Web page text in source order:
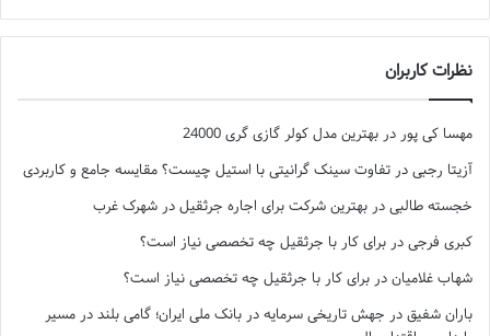
نظرات کاربران
مهسا کی پور در بهترین مدل کولر گازی گری 24000
آزیتا رجبی در تفاوت سینک گرانیتی با استیل چیست؟ مقایسه جامع و کاربردی
خجسته طالبی در بهترین شرکت برای اجاره جرثقیل در شهرک غرب
کبری فرجی در برای کار با جرثقیل چه تخصصی نیاز است؟
شهاب غلامیان در برای کار با جرثقیل چه تخصصی نیاز است؟
باران شفیق در جهش تاریخی سرمایه در بانک ملی ایران؛ گامی بلند در مسیر